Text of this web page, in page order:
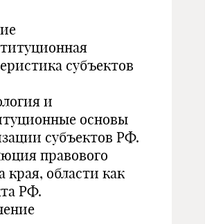
субъектов
и
основы
субъектов РФ.
правового
края, области как
РФ.